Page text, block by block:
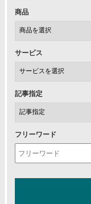
商品
サービス
記事指定
フリーワード